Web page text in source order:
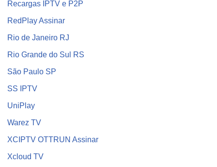
Recargas IPTV e P2P
RedPlay Assinar
Rio de Janeiro RJ
Rio Grande do Sul RS
São Paulo SP
SS IPTV
UniPlay
Warez TV
XCIPTV OTTRUN Assinar
Xcloud TV